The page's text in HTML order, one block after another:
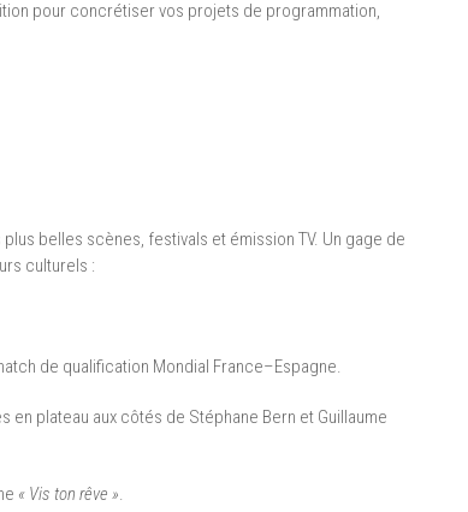
pour concrétiser vos projets de programmation,
belles scènes, festivals et émission TV. Un gage de
culturels :
de qualification Mondial France–Espagne.
en plateau aux côtés de Stéphane Bern et Guillaume
« Vis ton rêve ».